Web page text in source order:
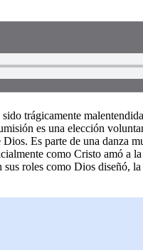
sido trágicamente
es una elección
Es parte de una danza
como Cristo amó a
roles como Dios diseñó,